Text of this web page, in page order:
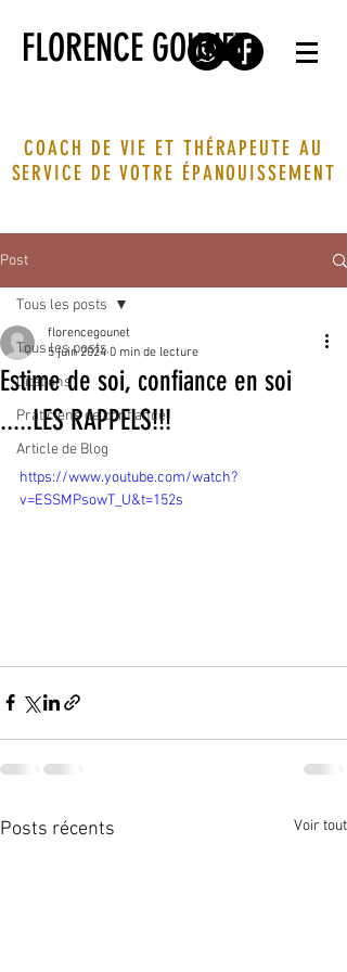
FLORENCE GOUNET
COACH DE VIE ET THÉRAPEUTE AU
SERVICE DE VOTRE ÉPANOUISSEMENT
Post
Tous les posts
Citations
Praticiens de confiance
Article de Blog
Tous les posts
Estime de soi, confiance en soi
.....LES RAPPELS!!!
florencegounet
5 juin 2024 0 min de lecture
https://www.youtube.com/watch?
v=ESSMPsowT_U&t=152s
Posts récents Voir tout